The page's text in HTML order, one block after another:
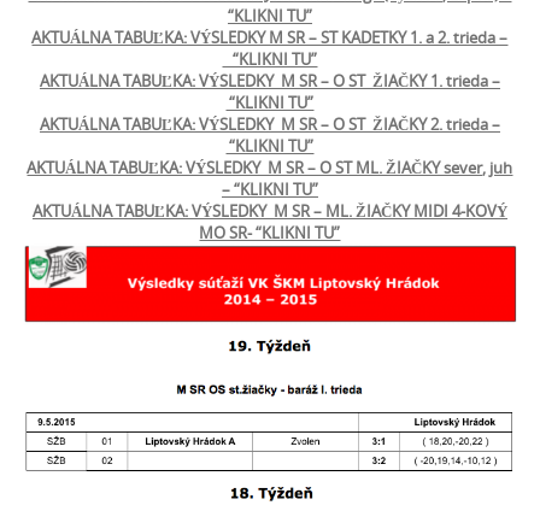
“KLIKNI TU”
AKTUÁLNA TABUĽKA: VÝSLEDKY M SR – ST KADETKY 1. a 2. trieda –
“KLIKNI TU”
AKTUÁLNA TABUĽKA: VÝSLEDKY M SR – O ST ŽIAČKY 1. trieda –
“KLIKNI TU”
AKTUÁLNA TABUĽKA: VÝSLEDKY M SR – O ST ŽIAČKY 2. trieda –
“KLIKNI TU”
AKTUÁLNA TABUĽKA: VÝSLEDKY M SR – O ST ML. ŽIAČKY sever, juh
– “KLIKNI TU”
AKTUÁLNA TABUĽKA: VÝSLEDKY M SR – ML. ŽIAČKY MIDI 4-KOVÝ
MO SR- “KLIKNI TU”